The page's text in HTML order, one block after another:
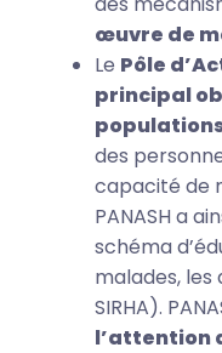
œuvre de
Le Pôle
principal
des
capacité de
PANASH a
schéma
malades, les
SIRHA).
l’attention